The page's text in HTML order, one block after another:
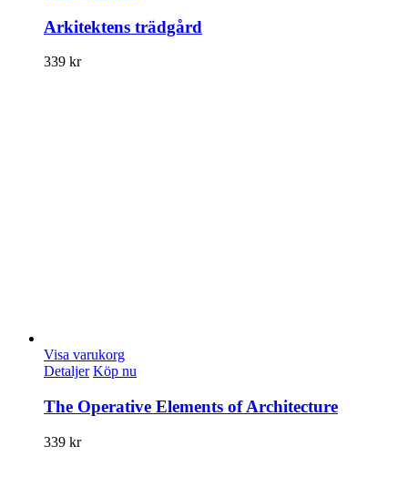
Arkitektens trädgård
339 kr
Visa varukorg
Detaljer Köp nu
The Operative Elements of Architecture
339 kr